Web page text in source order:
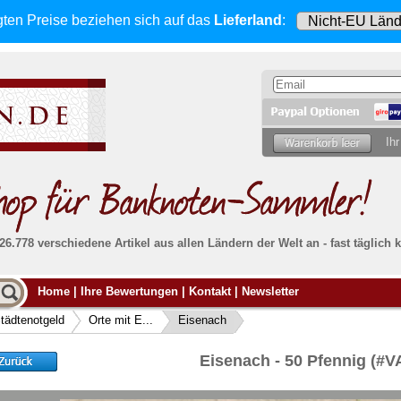
Preise beziehen sich auf das Lieferland :
verschiedene Artikel aus allen Ländern der Welt an - fast täglich
Alle Lieferungen, auch ins Ausland, werden
von uns voll versichert. Sie habenkein Risiko
falls die Sendung verloren geht oder beschädigt
wird.
Absolute Zuverlässigkeit:sowohl in puncto
Senden
Ihrer
Weitere
Home Ihre Bewertungen Kontakt Newsletter
Orte mit E... Eisenach
Eisenach - 50 Pfennig